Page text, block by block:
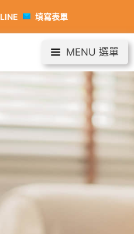
LINE 填寫表單
MENU 選單